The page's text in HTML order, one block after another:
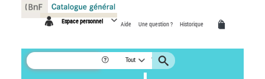
Espace personnel Aide Une question ? Historique
Tout
Panneau de gestion des cookies